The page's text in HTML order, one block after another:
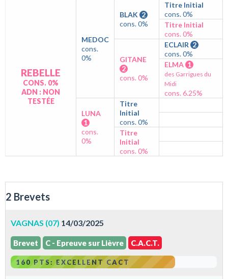
REBELLE
CONS. 0%
ADN : NON
TESTÉE
MEDOC
cons.
0%
BLAK 2
cons. 0%
Titre Initial
cons. 0%
Titre Initial
cons. 0%
GITANE
2
cons. 0%
ECLAIR 2
cons. 0%
ELMA 1
des Garrigues du
Midi
cons. 6.25%
LUNA
1
cons.
0%
Titre
Initial
cons. 0%
Titre
Initial
cons. 0%
2 Brevets
VAGNAS (07) 14/03/2025
Brevet C - Epreuve sur Lièvre C.A.C.T.
160 PTS: EXCELLENT CACT